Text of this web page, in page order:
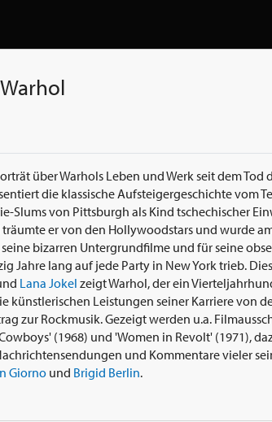
über Warhols Leben und Werk seit dem Tod
die klassische Aufsteigergeschichte vom
Slums von Pittsburgh als Kind tschechischer
er von den Hollywoodstars und wurde
bizarren Untergrundfilme und für seine
Jahre lang auf jede Party in New York trieb.
Lana Jokel zeigt Warhol, der ein
künstlerischen Leistungen seiner Karriere von
zur Rockmusik. Gezeigt werden u.a.
(1968) und 'Women in Revolt' (1971),
und Kommentare vieler
Giorno und Brigid Berlin.